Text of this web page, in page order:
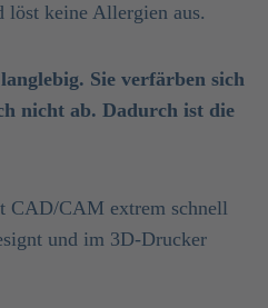
löst keine Allergien aus.
Sie verfärben sich
nicht ab. Dadurch ist die
CAD/CAM extrem schnell
und im 3D-Drucker